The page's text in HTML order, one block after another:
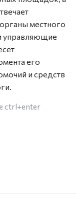
местного
управляющие
его
и средств
ctrl+enter